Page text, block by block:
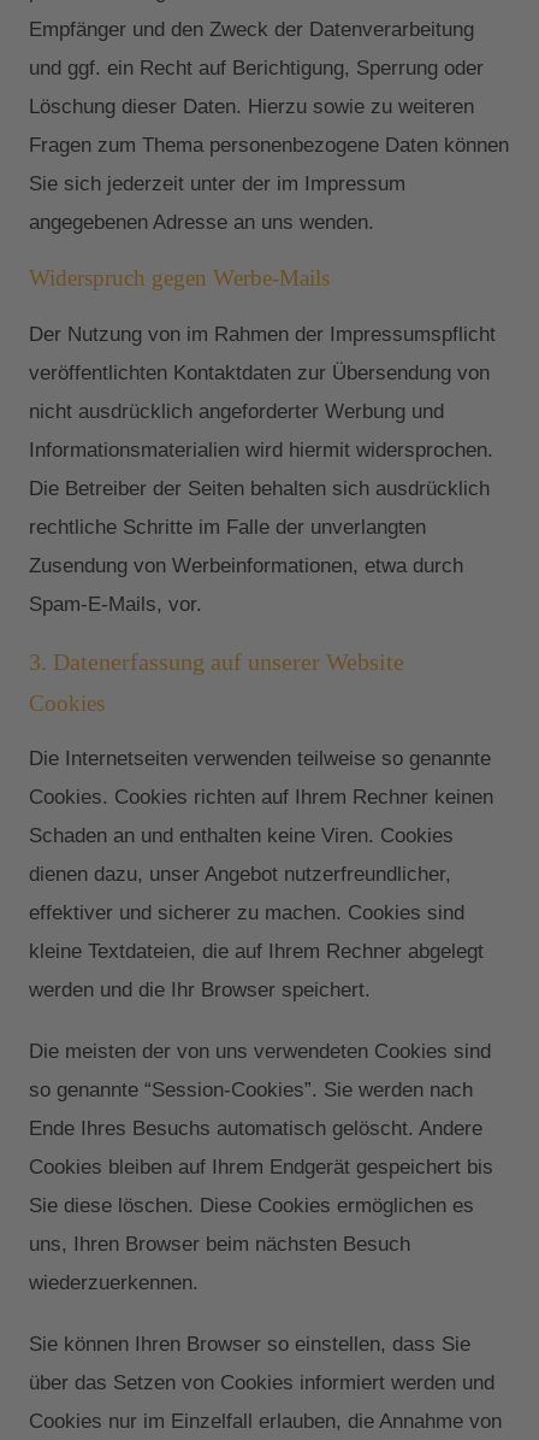
Empfänger und den Zweck der Datenverarbeitung
und ggf. ein Recht auf Berichtigung, Sperrung oder
Löschung dieser Daten. Hierzu sowie zu weiteren
Fragen zum Thema personenbezogene Daten können
Sie sich jederzeit unter der im Impressum
angegebenen Adresse an uns wenden.
Widerspruch gegen Werbe-Mails
Der Nutzung von im Rahmen der Impressumspflicht
veröffentlichten Kontaktdaten zur Übersendung von
nicht ausdrücklich angeforderter Werbung und
Informationsmaterialien wird hiermit widersprochen.
Die Betreiber der Seiten behalten sich ausdrücklich
rechtliche Schritte im Falle der unverlangten
Zusendung von Werbeinformationen, etwa durch
Spam-E-Mails, vor.
3. Datenerfassung auf unserer Website
Cookies
Die Internetseiten verwenden teilweise so genannte
Cookies. Cookies richten auf Ihrem Rechner keinen
Schaden an und enthalten keine Viren. Cookies
dienen dazu, unser Angebot nutzerfreundlicher,
effektiver und sicherer zu machen. Cookies sind
kleine Textdateien, die auf Ihrem Rechner abgelegt
werden und die Ihr Browser speichert.
Die meisten der von uns verwendeten Cookies sind
so genannte “Session-Cookies”. Sie werden nach
Ende Ihres Besuchs automatisch gelöscht. Andere
Cookies bleiben auf Ihrem Endgerät gespeichert bis
Sie diese löschen. Diese Cookies ermöglichen es
uns, Ihren Browser beim nächsten Besuch
wiederzuerkennen.
Sie können Ihren Browser so einstellen, dass Sie
über das Setzen von Cookies informiert werden und
Cookies nur im Einzelfall erlauben, die Annahme von